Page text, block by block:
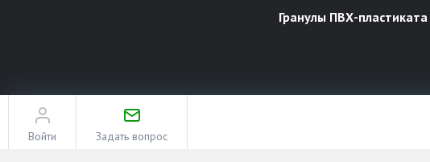
Гранулы ПВХ-пластиката
© Все права защищены. Информация сайта защищена законом об авторских правах.
Разработано в
«АЛЬФА Системс»
Войти Задать вопрос